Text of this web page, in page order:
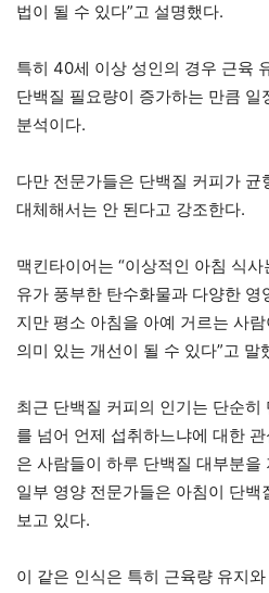
법이 될 수 있다”고 설명했다.
특히 40세 이상 성인의 경우 근육
단백질 필요량이 증가하는 만큼
분석이다.
다만 전문가들은 단백질 커피가 균
대체해서는 안 된다고 강조한다.
맥킨타이어는 “이상적인 아침 식
유가 풍부한 탄수화물과 다양한 영
지만 평소 아침을 아예 거르는 사
의미 있는 개선이 될 수 있다”고 말
최근 단백질 커피의 인기는 단순
를 넘어 언제 섭취하느냐에 대한
은 사람들이 하루 단백질 대부분
일부 영양 전문가들은 아침이 단
보고 있다.
이 같은 인식은 특히 근육량 유지